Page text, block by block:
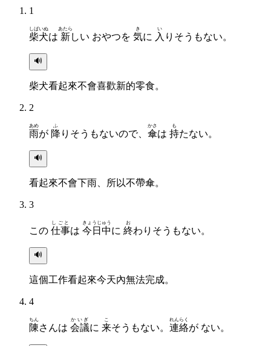
1
柴犬
しばいぬ
は 新
あたら
しい おやつを 気
き
に 入
い
りそうもない。
🔊
柴犬看起來不會喜歡新的零食。
2
雨
あめ
が 降
ふ
りそうもないので、 傘
かさ
は 持
も
たない。
🔊
看起來不會下雨、所以不帶傘。
3
この 仕事
しごと
は 今日中
きょうじゅう
に 終
お
わりそうもない。
🔊
這個工作看起來今天內無法完成。
4
陳
ちん
さんは 会議
かいぎ
に 来
こ
そうもない。 連絡
れんらく
が ない。